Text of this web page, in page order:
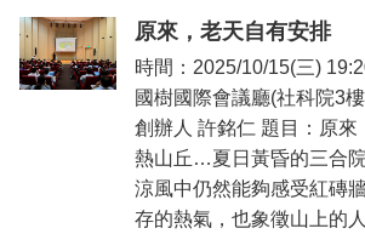
原來，老天自有安排
時間：2025/10/15(三)
國樹國際會議廳(社科院3
創辦人 許銘仁 題目：原來
熱山丘…夏日黃昏的三合
涼風中仍然能夠感受紅磚
存的熱氣，也象徵山上的